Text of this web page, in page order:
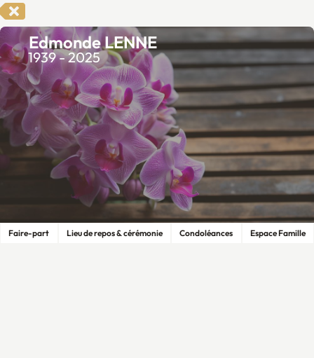
Edmonde LENNE
1939 - 2025
Faire-part Lieu de repos & cérémonie Condoléances Espace Famille